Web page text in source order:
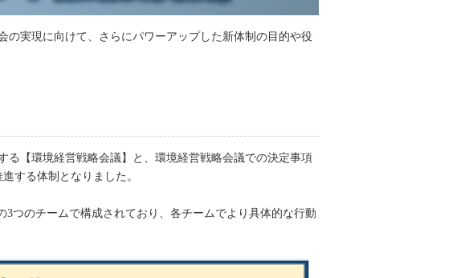
の実現に向けて、さらにパワーアップした新体制の目的や役
【環境経営戦略会議】と、環境経営戦略会議での決定事項
する体制となりました。
のチームで構成されており、各チームでより具体的な行動